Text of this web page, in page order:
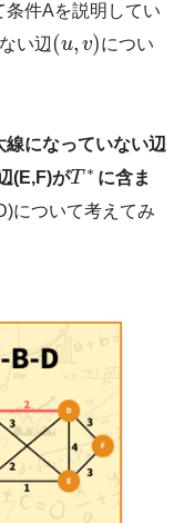
条件Aを説明してい
い辺 (u, v)につい
線になっていない辺
(E,F)がT ∗ に含ま
について考えてみ